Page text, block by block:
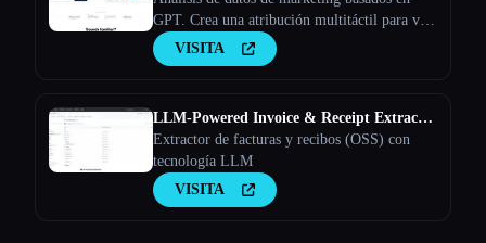
GPT. Crea una atribución multitáctil para ver
cómo los diferentes canales de marketing
trabajan juntos para convertir clientes
VISITA
LLM-Powered Invoice & Receipt Extractor
(OSS)
Extractor de facturas y recibos (OSS) con
tecnología LLM
VISITA